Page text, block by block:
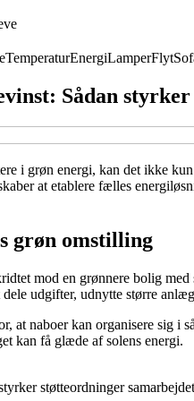
TemperaturEnergiLamperFlyt
Sådan
i grøn energi, kan det ikke
at etablere fælles
grøn omstilling
mod en grønnere bolig
udgifter, udnytte større
at naboer kan organisere sig i
kan få glæde af solens energi.
støtteordninger